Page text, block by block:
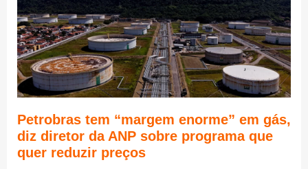
Petrobras tem “margem enorme” em gás,
diz diretor da ANP sobre programa que
quer reduzir preços